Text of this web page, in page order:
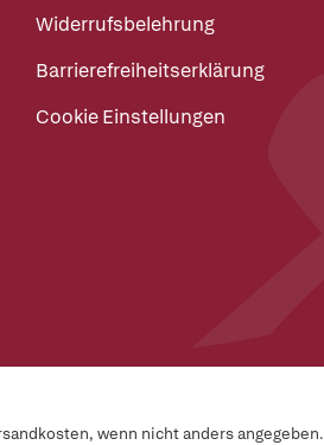
Widerrufsbelehrung
Barrierefreiheitserklärung
Cookie Einstellungen
wenn nicht anders angegeben.